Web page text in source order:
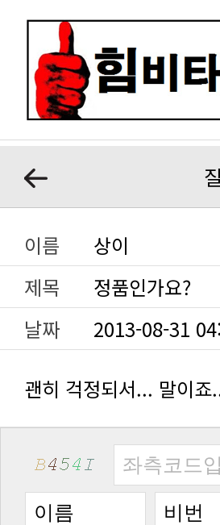
이름
상이
제목
정품인가요?
날짜
2013-08-31
괜히 걱정되서... 말이죠